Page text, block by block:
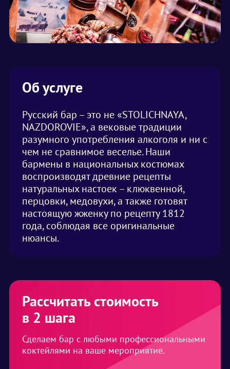
Об услуге
Русский бар – это не «STOLICHNAYA,
NAZDOROVIE», а вековые традиции
разумного употребления алкоголя и ни с
чем не сравнимое веселье. Наши
бармены в национальных костюмах
воспроизводят древние рецепты
натуральных настоек – клюквенной,
перцовки, медовухи, а также готовят
настоящую жженку по рецепту 1812
года, соблюдая все оригинальные
нюансы.
Рассчитать стоимость
в 2 шага
Сделаем бар с любыми профессиональными
коктейлями на ваше мероприятие.